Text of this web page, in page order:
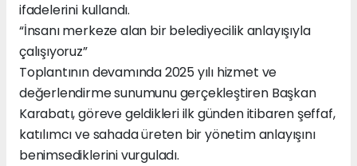
ifadelerini kullandı.
“İnsanı merkeze alan bir belediyecilik anlayışıyla
çalışıyoruz”
Toplantının devamında 2025 yılı hizmet ve
değerlendirme sunumunu gerçekleştiren Başkan
Karabatı, göreve geldikleri ilk günden itibaren şeffaf,
katılımcı ve sahada üreten bir yönetim anlayışını
benimsediklerini vurguladı.